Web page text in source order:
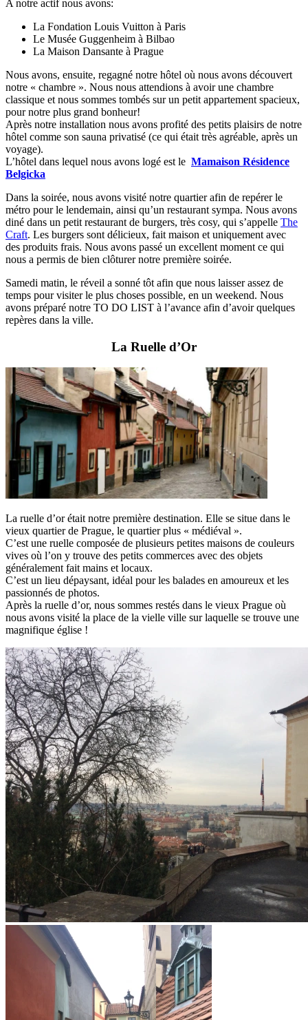
A notre actif nous avons:
La Fondation Louis Vuitton à Paris
Le Musée Guggenheim à Bilbao
La Maison Dansante à Prague
Nous avons, ensuite, regagné notre hôtel où nous avons découvert
notre « chambre ». Nous nous attendions à avoir une chambre
classique et nous sommes tombés sur un petit appartement spacieux,
pour notre plus grand bonheur!
Après notre installation nous avons profité des petits plaisirs de notre
hôtel comme son sauna privatisé (ce qui était très agréable, après un
voyage).
L’hôtel dans lequel nous avons logé est le Mamaison Résidence
Belgicka
Dans la soirée, nous avons visité notre quartier afin de repérer le
métro pour le lendemain, ainsi qu’un restaurant sympa. Nous avons
diné dans un petit restaurant de burgers, très cosy, qui s’appelle The
Craft. Les burgers sont délicieux, fait maison et uniquement avec
des produits frais. Nous avons passé un excellent moment ce qui
nous a permis de bien clôturer notre première soirée.
Samedi matin, le réveil a sonné tôt afin que nous laisser assez de
temps pour visiter le plus choses possible, en un weekend. Nous
avons préparé notre TO DO LIST à l’avance afin d’avoir quelques
repères dans la ville.
La Ruelle d’Or
La ruelle d’or était notre première destination. Elle se situe dans le
vieux quartier de Prague, le quartier plus « médiéval ».
C’est une ruelle composée de plusieurs petites maisons de couleurs
vives où l’on y trouve des petits commerces avec des objets
généralement fait mains et locaux.
C’est un lieu dépaysant, idéal pour les balades en amoureux et les
passionnés de photos.
Après la ruelle d’or, nous sommes restés dans le vieux Prague où
nous avons visité la place de la vielle ville sur laquelle se trouve une
magnifique église !